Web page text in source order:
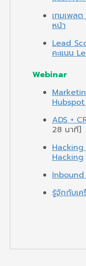
เทมเพล
หน้า
Lead
คะแนน
Webinar
Hubspot
ADS +
28 นาที]
Hacking
รู้จักกับเ